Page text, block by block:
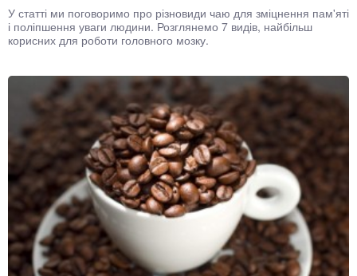
У статті ми поговоримо про різновиди чаю для зміцнення пам'яті
і поліпшення уваги людини. Розглянемо 7 видів, найбільш
корисних для роботи головного мозку.